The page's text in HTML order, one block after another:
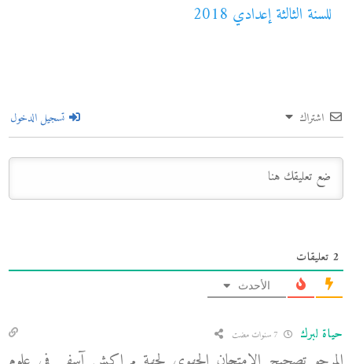
للسنة الثالثة إعدادي 2018
اشتراك تسجيل الدخول
2 تعليقات
الأحدث
حياة لبرك